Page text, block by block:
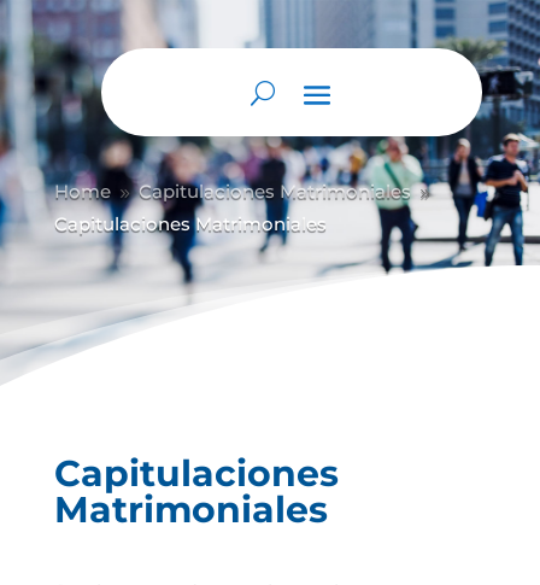
Abrir barra de herramientas
Home 9 Capitulaciones Matrimoniales 9
Capitulaciones Matrimoniales
Capitulaciones
Matrimoniales